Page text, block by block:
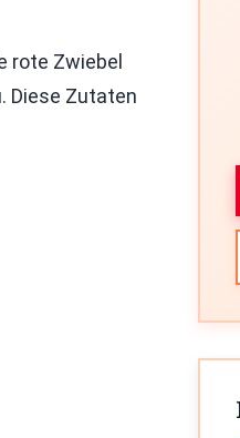
rote Zwiebel
Diese Zutaten